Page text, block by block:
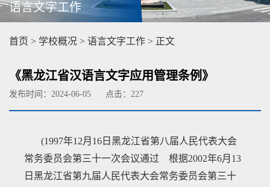
语言文字工作
首页 > 学校概况 > 语言文字工作 > 正文
《黑龙江省汉语言文字应用管理条例》
发布时间：2024-06-05 点击： 227
(1997年12月16日黑龙江省第八届人民代表大会
常务委员会第三十一次会议通过 根据2002年6月13
日黑龙江省第九届人民代表大会常务委员会第三十